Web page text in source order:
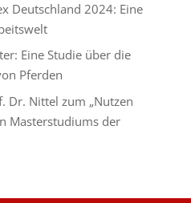
Deutschland 2024: Eine
Eine Studie über die
Pferden
Dr. Nittel zum „Nutzen
Masterstudiums der